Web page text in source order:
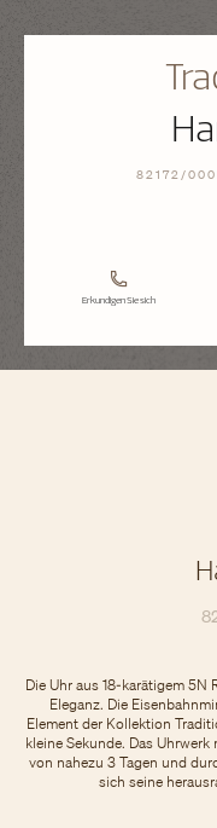
82172/
Erkundigen Sie sich
Die Uhr aus 18-karätigem
Eleganz. Die
Element der Kollektion
kleine Sekunde. Das
von nahezu 3 Tagen und
sich seine